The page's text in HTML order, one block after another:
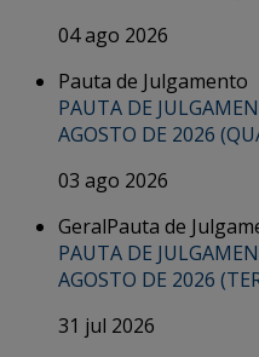
04 ago 2026
Pauta de Julgamento
PAUTA DE
AGOSTO DE 2026
03 ago 2026
GeralPauta de
PAUTA DE
AGOSTO DE 2026
31 jul 2026